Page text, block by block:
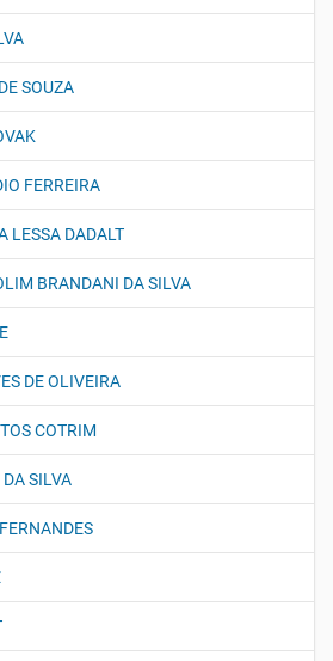
SOUZA
FERREIRA
LESSA DADALT
BRANDANI DA SILVA
DE OLIVEIRA
COTRIM
SILVA